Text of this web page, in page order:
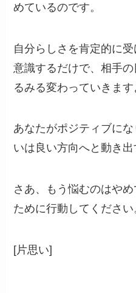
めているのです。
自分らしさを肯定的に
意識するだけで、相手
るみる変わっていきます
あなたがポジティブに
いは良い方向へと動き出
さあ、もう悩むのはや
ために行動してください
[片思い]